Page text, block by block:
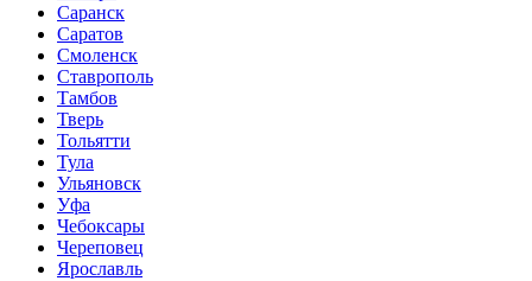
Саранск
Саратов
Смоленск
Ставрополь
Тамбов
Тверь
Тольятти
Тула
Ульяновск
Уфа
Чебоксары
Череповец
Ярославль